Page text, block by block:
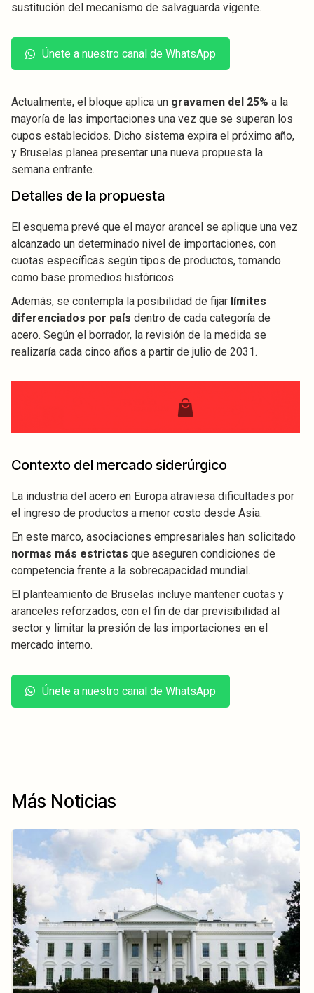
sustitución del mecanismo de salvaguarda vigente.
Únete a nuestro canal de WhatsApp
Actualmente, el bloque aplica un gravamen del 25% a la
mayoría de las importaciones una vez que se superan los
cupos establecidos. Dicho sistema expira el próximo año,
y Bruselas planea presentar una nueva propuesta la
semana entrante.
Detalles de la propuesta
El esquema prevé que el mayor arancel se aplique una vez
alcanzado un determinado nivel de importaciones, con
cuotas específicas según tipos de productos, tomando
como base promedios históricos.
Además, se contempla la posibilidad de fijar límites
diferenciados por país dentro de cada categoría de
acero. Según el borrador, la revisión de la medida se
realizaría cada cinco años a partir de julio de 2031.
Contexto del mercado siderúrgico
La industria del acero en Europa atraviesa dificultades por
el ingreso de productos a menor costo desde Asia.
En este marco, asociaciones empresariales han solicitado
normas más estrictas que aseguren condiciones de
competencia frente a la sobrecapacidad mundial.
El planteamiento de Bruselas incluye mantener cuotas y
aranceles reforzados, con el fin de dar previsibilidad al
sector y limitar la presión de las importaciones en el
mercado interno.
Únete a nuestro canal de WhatsApp
Más Noticias